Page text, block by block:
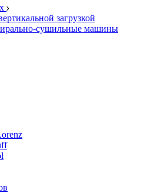
загрузкой
сушильные машины